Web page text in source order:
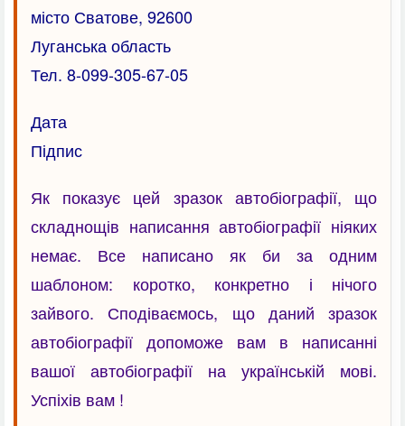
місто Сватове, 92600
Луганська область
Тел. 8-099-305-67-05
Підпис
Як показує цей зразок автобіографії, що
складнощів написання автобіографії ніяких
немає. Все написано як би за одним
шаблоном: коротко, конкретно і нічого
зайвого. Сподіваємось, що даний зразок
автобіографії допоможе вам в написанні
вашої автобіографії на українській мові.
Успіхів вам !